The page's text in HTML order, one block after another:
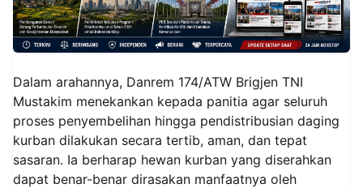
‎Dalam arahannya, Danrem 174/ATW Brigjen TNI
Mustakim menekankan kepada panitia agar seluruh
proses penyembelihan hingga pendistribusian daging
kurban dilakukan secara tertib, aman, dan tepat
sasaran. Ia berharap hewan kurban yang diserahkan
dapat benar-benar dirasakan manfaatnya oleh